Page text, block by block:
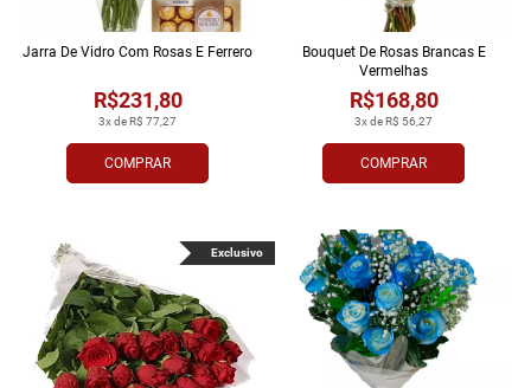
COMPRAR
3x de R$ 77,27
R$231,80
Jarra De Vidro Com Rosas E Ferrero
COMPRAR
3x de R$ 56,27
R$168,80
Bouquet De Rosas Brancas E
Vermelhas
Exclusivo